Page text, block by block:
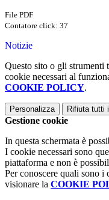
File PDF
Contatore click: 37
Notizie
Questo sito o gli strumenti
cookie necessari al
COOKIE POLICY.
Personalizza Rifiuta tutti
Gestione cookie
In questa schermata è
I cookie necessari sono
piattaforma e non è
Per conoscere quali sono i
visionare la COOKIE